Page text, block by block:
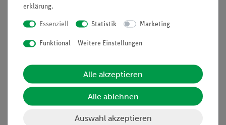
ermöglichen eine sichere Halterung und einfachste
Magnetisch haftender Maßstab erleichtert Messungen
Lieferumfang
Media / Downloads
erklärung.
Essenziell Statistik Marketing
Funktional Weitere Einstellungen
Alle akzeptieren
Alle ablehnen
Auswahl akzeptieren